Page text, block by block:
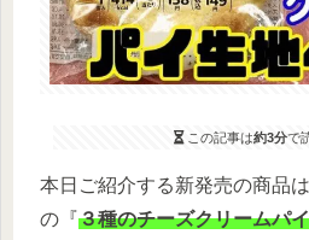
この記事は約3分で
本日ご紹介する新発売の商品
の『３種のチーズクリームパイ